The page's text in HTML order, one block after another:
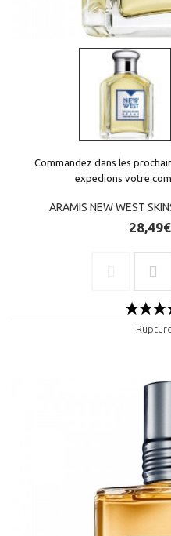
Commandez dans les
expedions votre
ARAMIS NEW WEST
28,49€